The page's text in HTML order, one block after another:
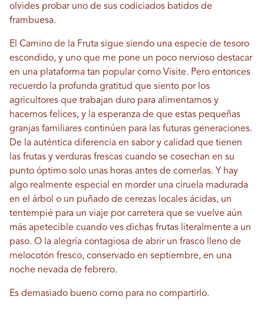
olvides probar uno de sus codiciados batidos de
frambuesa.
El Camino de la Fruta sigue siendo una especie de tesoro
escondido, y uno que me pone un poco nervioso destacar
en una plataforma tan popular como Visite. Pero entonces
recuerdo la profunda gratitud que siento por los
agricultores que trabajan duro para alimentarnos y
hacernos felices, y la esperanza de que estas pequeñas
granjas familiares continúen para las futuras generaciones.
De la auténtica diferencia en sabor y calidad que tienen
las frutas y verduras frescas cuando se cosechan en su
punto óptimo solo unas horas antes de comerlas. Y hay
algo realmente especial en morder una ciruela madurada
en el árbol o un puñado de cerezas locales ácidas, un
tentempié para un viaje por carretera que se vuelve aún
más apetecible cuando ves dichas frutas literalmente a un
paso. O la alegría contagiosa de abrir un frasco lleno de
melocotón fresco, conservado en septiembre, en una
noche nevada de febrero.
Es demasiado bueno como para no compartirlo.